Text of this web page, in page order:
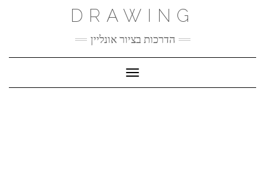
DRAWING
הדרכות בציור אונליין
Toggle Navigation